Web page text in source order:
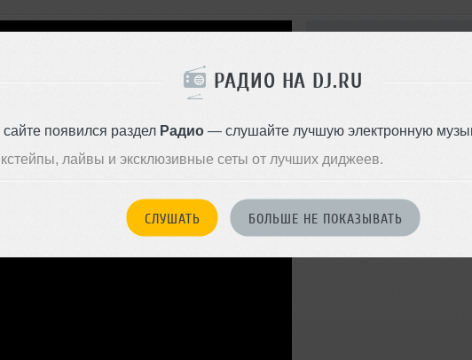
РАДИО НА DJ.RU
появился раздел Радио— слушайте лучшую электронную
лайвы и эксклюзивные сеты от лучших диджеев.
СЛУШАТЬ БОЛЬШЕ НЕ ПОКАЗЫВАТЬ
Добавлен: 12 мая 2021, 20:49